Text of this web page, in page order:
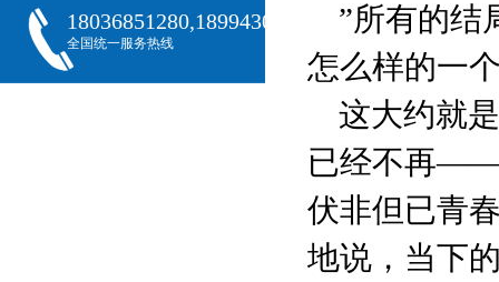
18036851280,18994301288,18068407382
全国统一服务热线
”所有的结
怎么样的一
这大约就
已经不再——
伏非但已青
地说，当下